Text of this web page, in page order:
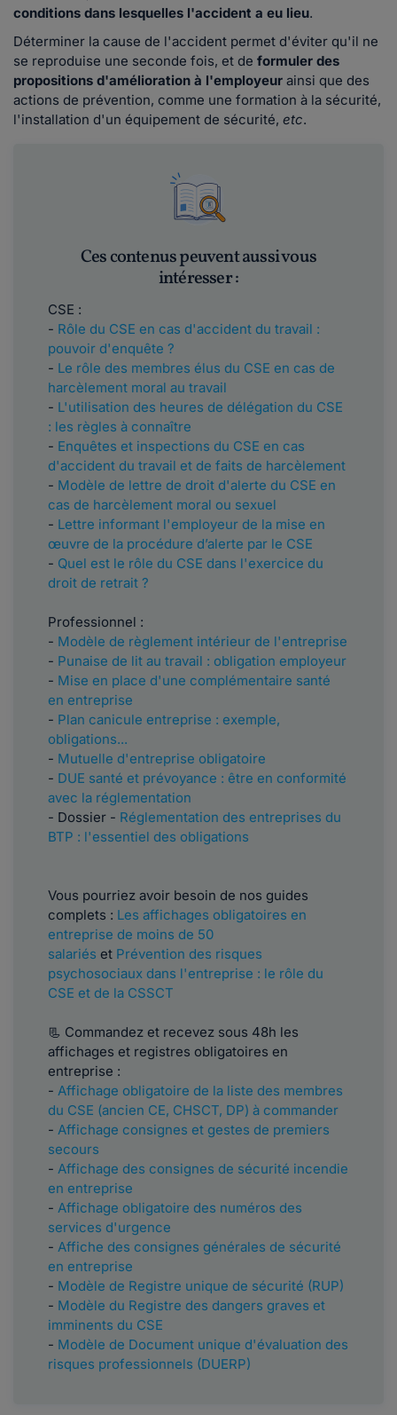
conditions dans lesquelles l'accident a eu lieu.
Déterminer la cause de l'accident permet d'éviter qu'il ne
se reproduise une seconde fois, et de formuler des
propositions d'amélioration à l'employeur ainsi que des
actions de prévention, comme une formation à la sécurité,
l'installation d'un équipement de sécurité, etc.
Ces contenus peuvent aussi vous
intéresser :
CSE :
- Rôle du CSE en cas d'accident du travail :
pouvoir d'enquête ?
- Le rôle des membres élus du CSE en cas de
harcèlement moral au travail
- L'utilisation des heures de délégation du CSE
: les règles à connaître
- Enquêtes et inspections du CSE en cas
d'accident du travail et de faits de harcèlement
- Modèle de lettre de droit d'alerte du CSE en
cas de harcèlement moral ou sexuel
- Lettre informant l'employeur de la mise en
œuvre de la procédure d’alerte par le CSE
- Quel est le rôle du CSE dans l'exercice du
droit de retrait ?
Professionnel :
- Modèle de règlement intérieur de l'entreprise
- Punaise de lit au travail : obligation employeur
- Mise en place d'une complémentaire santé
en entreprise
- Plan canicule entreprise : exemple,
obligations...
- Mutuelle d'entreprise obligatoire
- DUE santé et prévoyance : être en conformité
avec la réglementation
- Dossier - Réglementation des entreprises du
BTP : l'essentiel des obligations
Vous pourriez avoir besoin de nos guides
complets : Les affichages obligatoires en
entreprise de moins de 50
salariés et Prévention des risques
psychosociaux dans l'entreprise : le rôle du
CSE et de la CSSCT
📃 Commandez et recevez sous 48h les
affichages et registres obligatoires en
entreprise :
- Affichage obligatoire de la liste des membres
du CSE (ancien CE, CHSCT, DP) à commander
- Affichage consignes et gestes de premiers
secours
- Affichage des consignes de sécurité incendie
en entreprise
- Affichage obligatoire des numéros des
services d'urgence
- Affiche des consignes générales de sécurité
en entreprise
- Modèle de Registre unique de sécurité (RUP)
- Modèle du Registre des dangers graves et
imminents du CSE
- Modèle de Document unique d'évaluation des
risques professionnels (DUERP)